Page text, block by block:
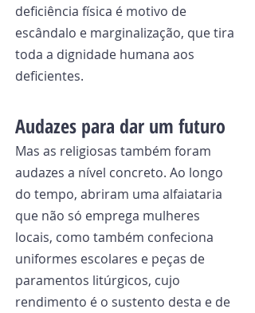
deficiência física é motivo de
escândalo e marginalização, que tira
toda a dignidade humana aos
deficientes.
Audazes para dar um futuro
Mas as religiosas também foram
audazes a nível concreto. Ao longo
do tempo, abriram uma alfaiataria
que não só emprega mulheres
locais, como também confeciona
uniformes escolares e peças de
paramentos litúrgicos, cujo
rendimento é o sustento desta e de